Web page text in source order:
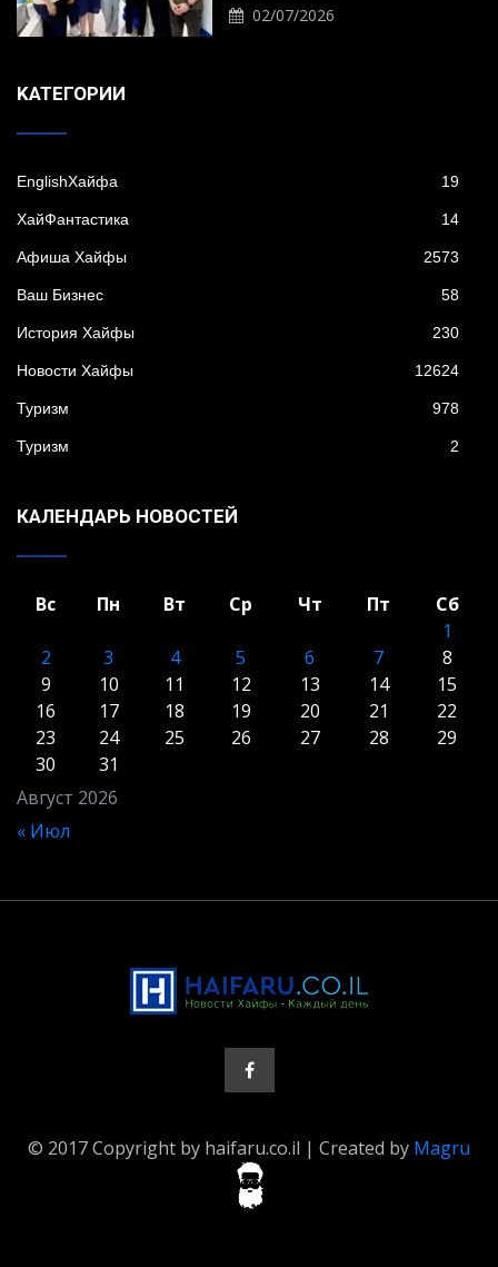
02/07/2026
KАТЕГОРИИ
EnglishХайфа 19
XайФантастика 14
Афиша Хайфы 2573
Ваш Бизнес 58
История Хайфы 230
Новости Хайфы 12624
Туризм 978
Туризм 2
КАЛЕНДАРЬ НОВОСТЕЙ
Август 2026
Вс Пн Вт Ср Чт Пт
Сб
1
2
3 4 5 6 7
8
9
10 11 12 13 14
15
16
17 18 19 20 21
22
23
24 25 26 27 28
29
30
31
« Июл
© 2017 Copyright by haifaru.co.il | Created by Magru